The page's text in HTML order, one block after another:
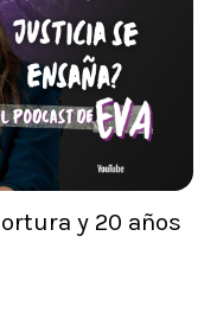
y 20 años